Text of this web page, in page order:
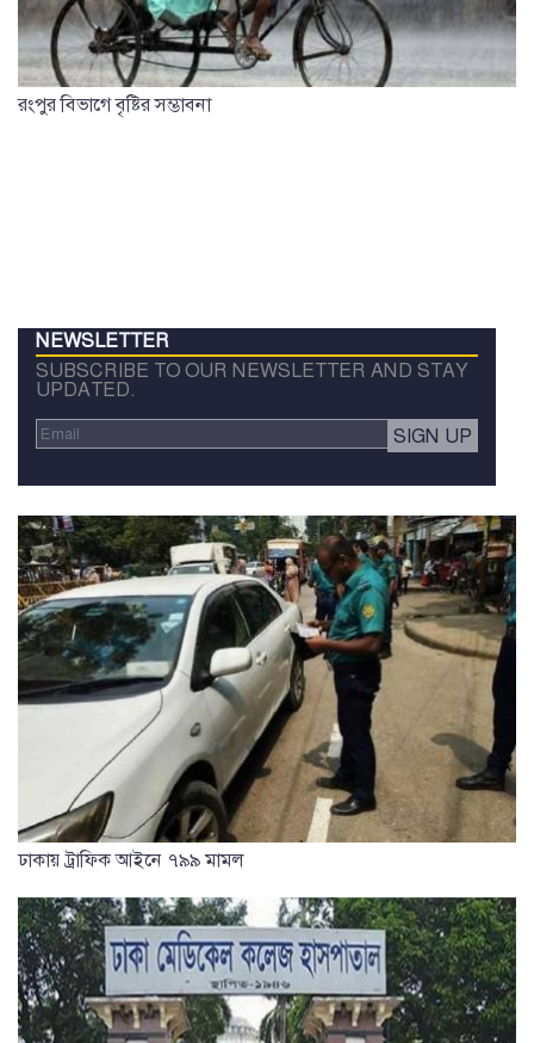
রংপুর বিভাগে বৃষ্টির সম্ভাবনা
NEWSLETTER
SUBSCRIBE TO OUR NEWSLETTER AND STAY
UPDATED.
ঢাকায় ট্রাফিক আইনে ৭৯৯ মামল